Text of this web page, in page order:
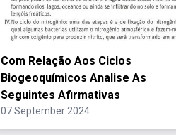
Com Relação Aos Ciclos
Biogeoquímicos Analise As
Seguintes Afirmativas
07 September 2024